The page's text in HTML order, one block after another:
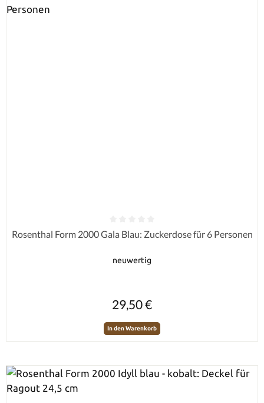
Durchschnittliche Bewertung von 0 von 5 Sternen
Rosenthal Form 2000 Gala Blau: Zuckerdose für 6 Personen
neuwertig
29,50 €
In den Warenkorb